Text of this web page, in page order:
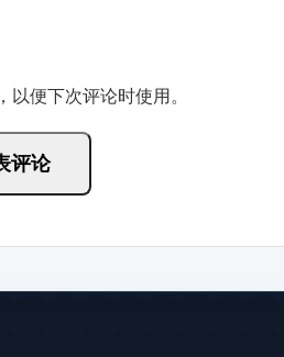
便下次评论时使用。